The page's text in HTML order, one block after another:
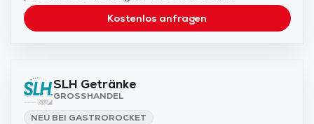
Kostenlos anfragen
SLH Getränke
GROSSHANDEL
NEU BEI GASTROROCKET